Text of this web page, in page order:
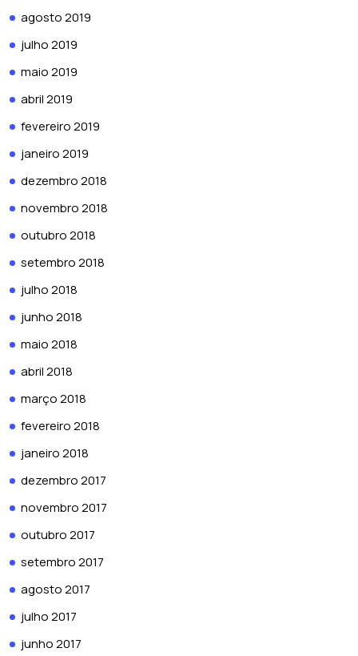
agosto 2019
julho 2019
maio 2019
abril 2019
fevereiro 2019
janeiro 2019
dezembro 2018
novembro 2018
outubro 2018
setembro 2018
julho 2018
junho 2018
maio 2018
abril 2018
março 2018
fevereiro 2018
janeiro 2018
dezembro 2017
novembro 2017
outubro 2017
setembro 2017
agosto 2017
julho 2017
junho 2017